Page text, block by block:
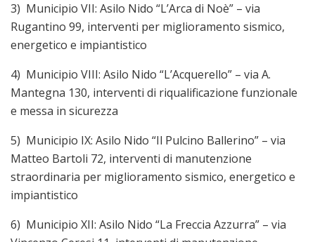
3) Municipio VII: Asilo Nido “L’Arca di Noè” – via
Rugantino 99, interventi per miglioramento sismico,
energetico e impiantistico
4) Municipio VIII: Asilo Nido “L’Acquerello” – via A.
Mantegna 130, interventi di riqualificazione funzionale
e messa in sicurezza
5) Municipio IX: Asilo Nido “Il Pulcino Ballerino” – via
Matteo Bartoli 72, interventi di manutenzione
straordinaria per miglioramento sismico, energetico e
impiantistico
6) Municipio XII: Asilo Nido “La Freccia Azzurra” – via